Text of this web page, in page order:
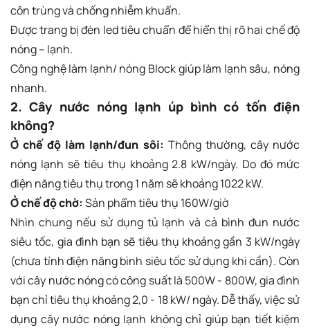
côn trùng và chống nhiễm khuẩn.
Được trang bị đèn led tiêu chuẩn để hiển thị rõ hai chế độ
nóng – lạnh.
Công nghệ làm lạnh/ nóng Block giúp làm lạnh sâu, nóng
nhanh.
2. Cây nước nóng lạnh úp bình có tốn điện
không?
Ở chế độ làm lạnh/đun sôi: Thông thường, cây nước
nóng lạnh sẽ tiêu thụ khoảng 2.8 kW/ngày. Do đó mức
điện năng tiêu thụ trong 1 năm sẽ khoảng 1022 kW.
Ở chế độ chờ: Sản phẩm tiêu thụ 160W/giờ
Nhìn chung nếu sử dụng tủ lạnh và cả bình đun nước
siêu tốc, gia đình bạn sẽ tiêu thụ khoảng gần 3 kW/ngày
(chưa tính điện năng bình siêu tốc sử dụng khi cần). Còn
với cây nước nóng có công suất là 500W - 800W, gia đình
bạn chỉ tiêu thụ khoảng 2,0 - 18 kW/ ngày. Dễ thấy, việc sử
dụng cây nước nóng lạnh không chỉ giúp bạn tiết kiệm